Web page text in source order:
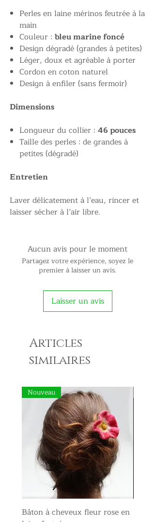
Perles en laine mérinos feutrée à la
main
Couleur : bleu marine foncé
Design dégradé (grandes à petites)
Léger, doux et agréable à porter
Cordon en coton naturel
Design à enfiler (sans fermoir)
Dimensions
Longueur du collier : 46 pouces
Taille des perles : de grandes à
petites (dégradé)
Entretien
Laver délicatement à l’eau, rincer et
laisser sécher à l’air libre.
Aucun avis pour le moment
Partagez votre expérience, soyez le
premier à laisser un avis.
Laisser un avis
Articles
similaires
Nouveau
Bâton à cheveux fleur rose en